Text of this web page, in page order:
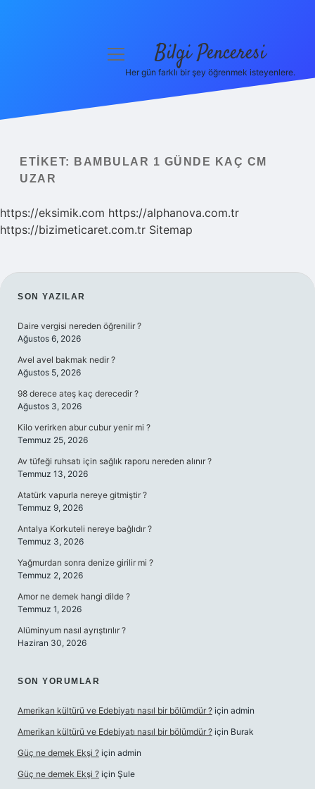
Yasal Uyarı
menüyü
Bilgi Penceresi
Her gün farklı bir şey öğrenmek isteyenlere.
ETIKET:
BAMBULAR 1 GÜNDE KAÇ CM
UZAR
https://eksimik.com https://alphanova.com.tr
https://bizimeticaret.com.tr Sitemap
SIDEBAR
SON YAZILAR
Daire vergisi nereden öğrenilir ?
Ağustos 6, 2026
Avel avel bakmak nedir ?
Ağustos 5, 2026
98 derece ateş kaç derecedir ?
Ağustos 3, 2026
Kilo verirken abur cubur yenir mi ?
Temmuz 25, 2026
Av tüfeği ruhsatı için sağlık raporu nereden alınır ?
Temmuz 13, 2026
Atatürk vapurla nereye gitmiştir ?
Temmuz 9, 2026
Antalya Korkuteli nereye bağlıdır ?
Temmuz 3, 2026
Yağmurdan sonra denize girilir mi ?
Temmuz 2, 2026
Amor ne demek hangi dilde ?
Temmuz 1, 2026
Alüminyum nasıl ayrıştırılır ?
Haziran 30, 2026
SON YORUMLAR
Amerikan kültürü ve Edebiyatı nasıl bir bölümdür ? için admin
Amerikan kültürü ve Edebiyatı nasıl bir bölümdür ? için Burak
Güç ne demek Ekşi ? için admin
Güç ne demek Ekşi ? için Şule